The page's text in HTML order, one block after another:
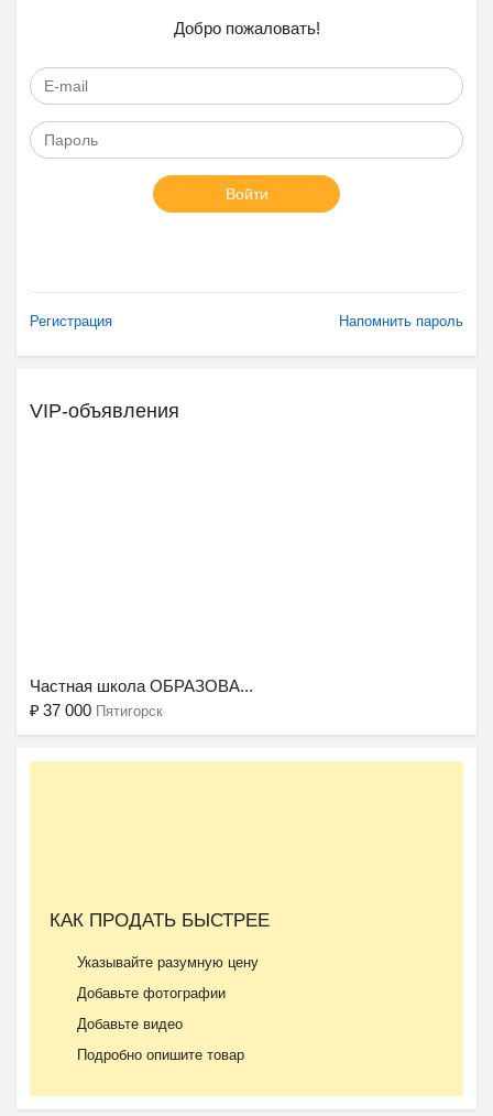
Добро пожаловать!
Войти
Регистрация Напомнить пароль
VIP-объявления
Частная школа ОБРАЗОВА...
₽ 37 000 Пятигорск
КАК ПРОДАТЬ БЫСТРЕЕ
Указывайте разумную цену
Добавьте фотографии
Добавьте видео
Подробно опишите товар